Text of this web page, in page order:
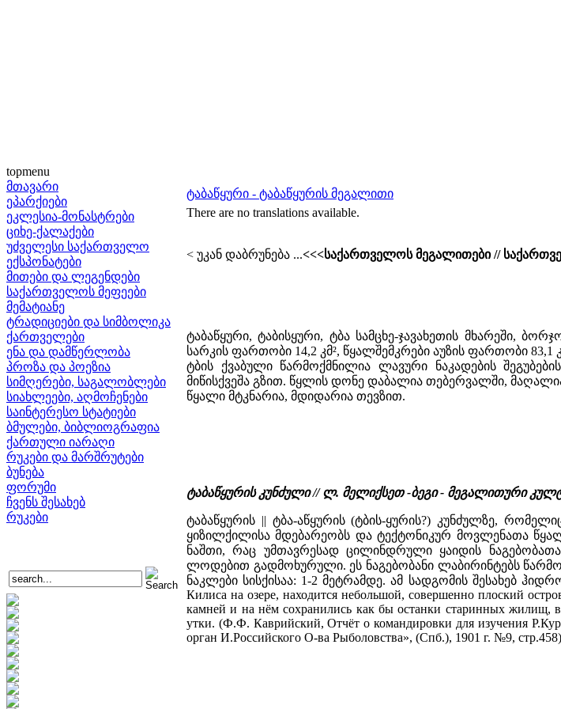
topmenu
მთავარი
ეპარქიები
ეკლესია-მონასტრები
ციხე-ქალაქები
უძველესი საქართველო
ექსპონატები
მითები და ლეგენდები
საქართველოს მეფეები
მემატიანე
ტრადიციები და სიმბოლიკა
ქართველები
ენა და დამწერლობა
პროზა და პოეზია
სიმღერები, საგალობლები
სიახლეები, აღმოჩენები
საინტერესო სტატიები
ბმულები, ბიბლიოგრაფია
ქართული იარაღი
რუკები და მარშრუტები
ბუნება
ფორუმი
ჩვენს შესახებ
რუკები
ტაბაწყური - ტაბაწყურის მეგალითი
There are no translations available.
< უკან დაბრუნება ...<<<საქართველოს მეგალითები //
ტაბაწყური, ტაბისყური, ტბა სამცხე-ჯავახეთის მხარეში,
სარკის ფართობი 14,2 კმ², წყალშემკრები აუზის ფართობი
ტბის ქვაბული წარმოქმნილია ლავური ნაკადების
მიწისქვეშა გზით. წყლის დონე დაბალია თებერვალში,
წყალი მტკნარია, მდიდარია თევზით.
ტაბაწყურის კუნძული // ლ. მელიქსეთ -ბეგი - მეგალითური
ტაბაწყურის || ტბა-აწყურის (ტბის-ყურის?) კუნძულზე,
ყიზილქილისა მდებარეობს და ტექტონიკურ მოვლენათა
ნაშთი, რაც უმთავრესად ცილინდრული ყაიდის
ლოდებით გადმოხურული. ეს ნაგებობანი ლაბირინტებს
ნაკლები სისქისაა: 1-2 მეტრამდე. ამ სადგომის შესახებ
Килиса на озере, находится небольшой, совершенно плоский
камней и на нём сохранились как бы останки старинных жилищ,
утки. (Ф.Ф. Каврийский, Отчёт о командировки для изучения
орган И.Российского О-ва Рыболовства», (Спб.), 1901 г. №9, стр.458)